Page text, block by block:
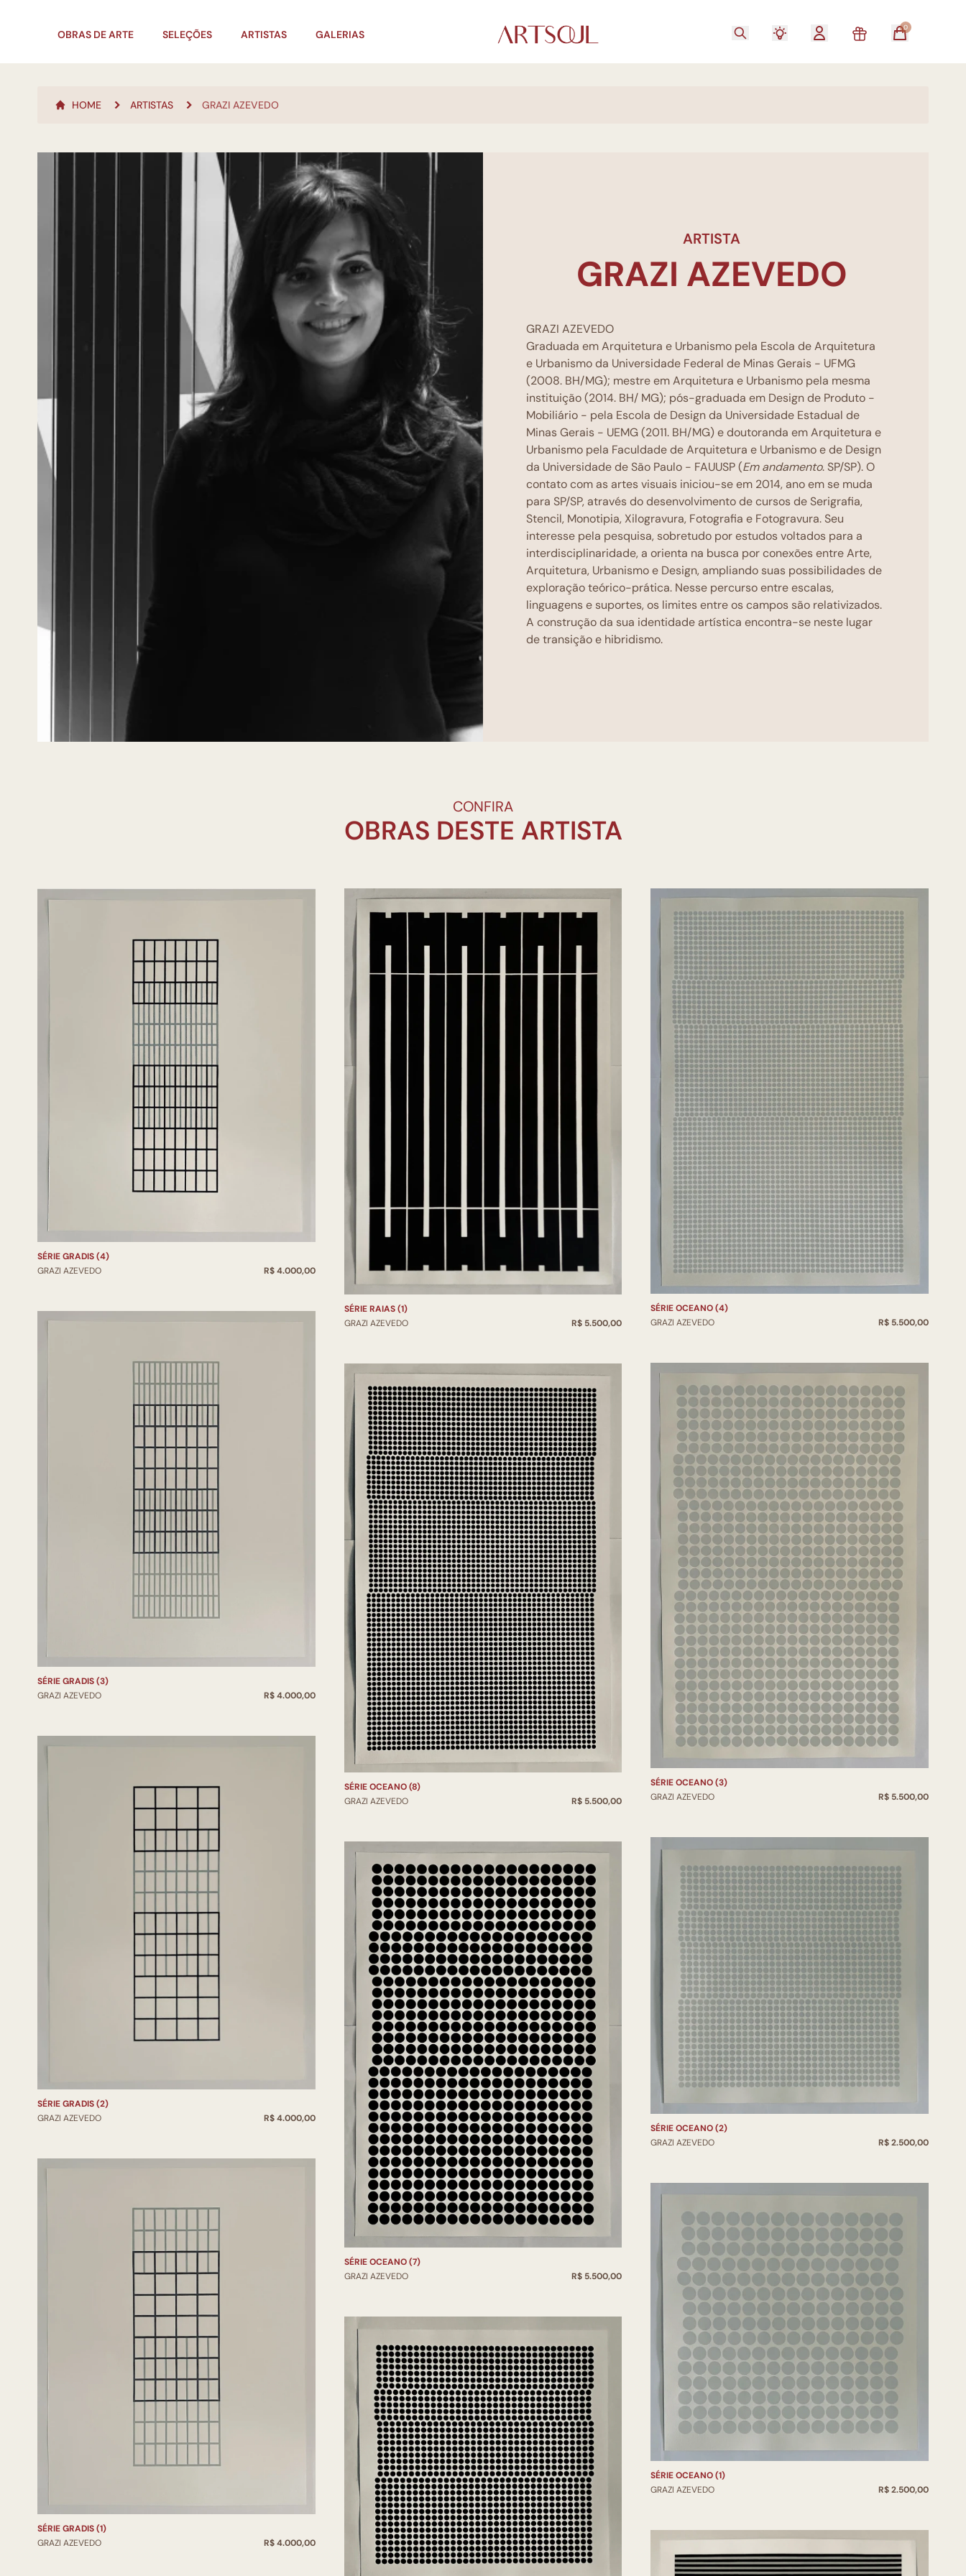
OBRAS DE ARTE SELEÇÕES ARTISTAS GALERIAS
0
HOME ARTISTAS GRAZI AZEVEDO
ARTISTA
GRAZI AZEVEDO
GRAZI AZEVEDO
Graduada em Arquitetura e Urbanismo pela Escola de Arquitetura
e Urbanismo da Universidade Federal de Minas Gerais - UFMG
(2008. BH/MG); mestre em Arquitetura e Urbanismo pela mesma
instituição (2014. BH/ MG); pós-graduada em Design de Produto -
Mobiliário - pela Escola de Design da Universidade Estadual de
Minas Gerais - UEMG (2011. BH/MG) e doutoranda em Arquitetura e
Urbanismo pela Faculdade de Arquitetura e Urbanismo e de Design
da Universidade de São Paulo - FAUUSP (Em andamento. SP/SP). O
contato com as artes visuais iniciou-se em 2014, ano em se muda
para SP/SP, através do desenvolvimento de cursos de Serigrafia,
Stencil, Monotipia, Xilogravura, Fotografia e Fotogravura. Seu
interesse pela pesquisa, sobretudo por estudos voltados para a
interdisciplinaridade, a orienta na busca por conexões entre Arte,
Arquitetura, Urbanismo e Design, ampliando suas possibilidades de
exploração teórico-prática. Nesse percurso entre escalas,
linguagens e suportes, os limites entre os campos são relativizados.
A construção da sua identidade artística encontra-se neste lugar
de transição e hibridismo.
CONFIRA
OBRAS DESTE ARTISTA
SÉRIE GRADIS (4)
GRAZI AZEVEDO
R$ 4.000,00
SÉRIE GRADIS (3)
GRAZI AZEVEDO
R$ 4.000,00
SÉRIE GRADIS (2)
GRAZI AZEVEDO
R$ 4.000,00
SÉRIE GRADIS (1)
GRAZI AZEVEDO
R$ 4.000,00
SÉRIE RAIAS (1)
GRAZI AZEVEDO
R$ 5.500,00
SÉRIE OCEANO (8)
GRAZI AZEVEDO
R$ 5.500,00
SÉRIE OCEANO (7)
GRAZI AZEVEDO
R$ 5.500,00
SÉRIE OCEANO (4)
GRAZI AZEVEDO
R$ 5.500,00
SÉRIE OCEANO (3)
GRAZI AZEVEDO
R$ 5.500,00
SÉRIE OCEANO (2)
GRAZI AZEVEDO
R$ 2.500,00
SÉRIE OCEANO (1)
GRAZI AZEVEDO
R$ 2.500,00